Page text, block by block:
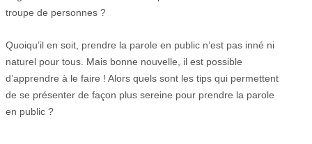
troupe de personnes ?
Quoiqu’il en soit, prendre la parole en public n’est pas inné ni
naturel pour tous. Mais bonne nouvelle, il est possible
d’apprendre à le faire ! Alors quels sont les tips qui permettent
de se présenter de façon plus sereine pour prendre la parole
en public ?